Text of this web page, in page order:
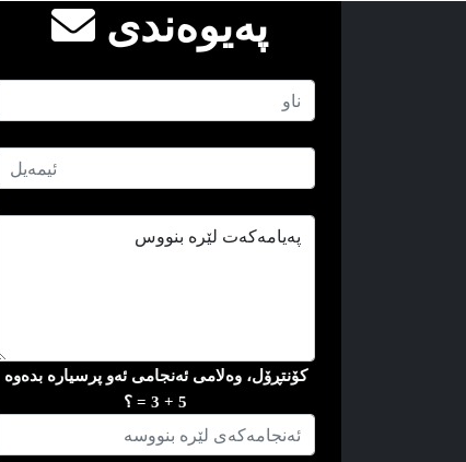
په‌یوه‌ندی
کۆنتڕۆل، وه‌لامی ئه‌نجامی ئه‌و پرسیاره‌ بده‌وه
5 + 3 = ؟